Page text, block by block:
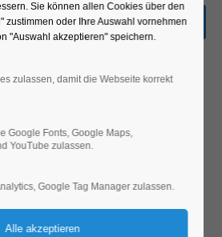
Jugend, Mitmach-
Sie können allen Cookies über den
zustimmen oder Ihre Auswahl vornehmen
"Auswahl akzeptieren" speichern.
zulassen, damit die Webseite korrekt
Google Fonts, Google Maps,
YouTube zulassen.
Google Tag Manager zulassen.